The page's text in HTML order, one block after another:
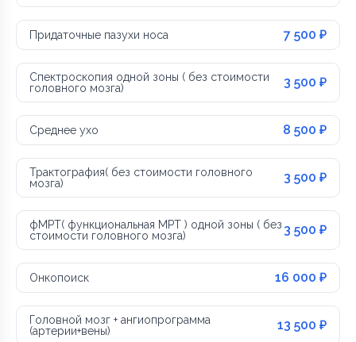
Придаточные пазухи носа 7 500 ₽
Спектроскопия одной зоны ( без стоимости
головного мозга)
3 500 ₽
Среднее ухо 8 500 ₽
Трактография( без стоимости головного
мозга)
3 500 ₽
фМРТ( функциональная МРТ ) одной зоны ( без
стоимости головного мозга)
3 500 ₽
Онкопоиск 16 000 ₽
Головной мозг + ангиопрограмма
(артерии+вены)
13 500 ₽